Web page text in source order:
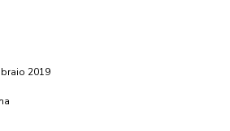
2019